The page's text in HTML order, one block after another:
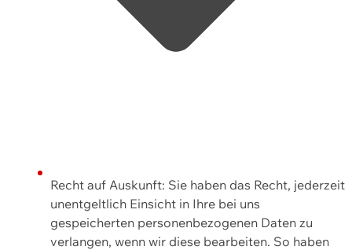
Recht auf Auskunft: Sie haben das Recht, jederzeit
unentgeltlich Einsicht in Ihre bei uns
gespeicherten personenbezogenen Daten zu
verlangen, wenn wir diese bearbeiten. So haben